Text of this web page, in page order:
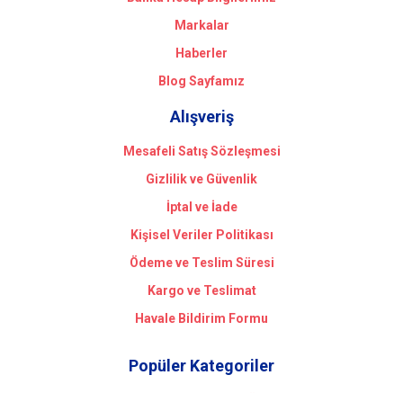
Markalar
Haberler
Blog Sayfamız
Alışveriş
Mesafeli Satış Sözleşmesi
Gizlilik ve Güvenlik
İptal ve İade
Kişisel Veriler Politikası
Ödeme ve Teslim Süresi
Kargo ve Teslimat
Havale Bildirim Formu
Popüler Kategoriler